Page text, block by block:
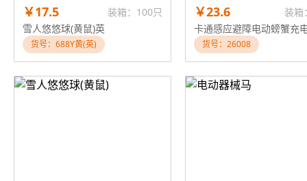
￥17.5
装箱：100只
雪人悠悠球(黄鼠)英
货号：688Y黄(英)
￥23.6
装箱
卡通感应避障电动螃蟹充
货号：26008